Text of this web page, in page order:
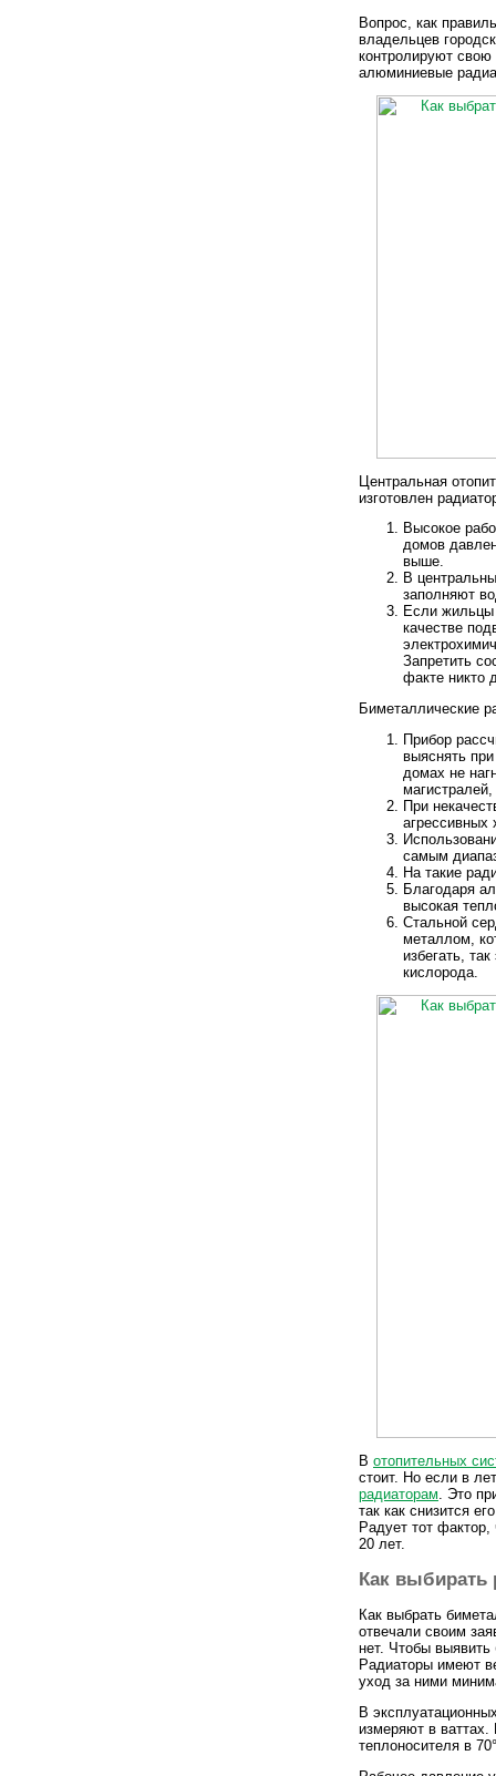
Вопрос, как
владельцев
контролируют
алюминиевые
Центральная
изготовлен
Высокое
домов
выше.
В
заполняют
Если жильцы
качестве
Запретить
факте никто
Биметаллические
Прибор
выяснять
домах не
При
агрессивных
самым
На такие
Благодаря
высокая
Стальной
металлом,
избегать,
кислорода.
В отопительных
стоит. Но если в
радиаторам . Это
так как снизится
Радует тот фактор,
20 лет.
Как выбирать
Как выбрать
отвечали своим
нет. Чтобы выявить
Радиаторы имеют
уход за ними
В
измеряют в ваттах.
теплоносителя в